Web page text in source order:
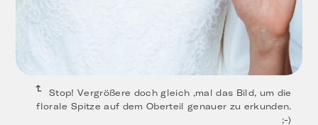
Stop! Vergrößere doch gleich ‚mal das Bild, um die
florale Spitze auf dem Oberteil genauer zu erkunden.
;-)